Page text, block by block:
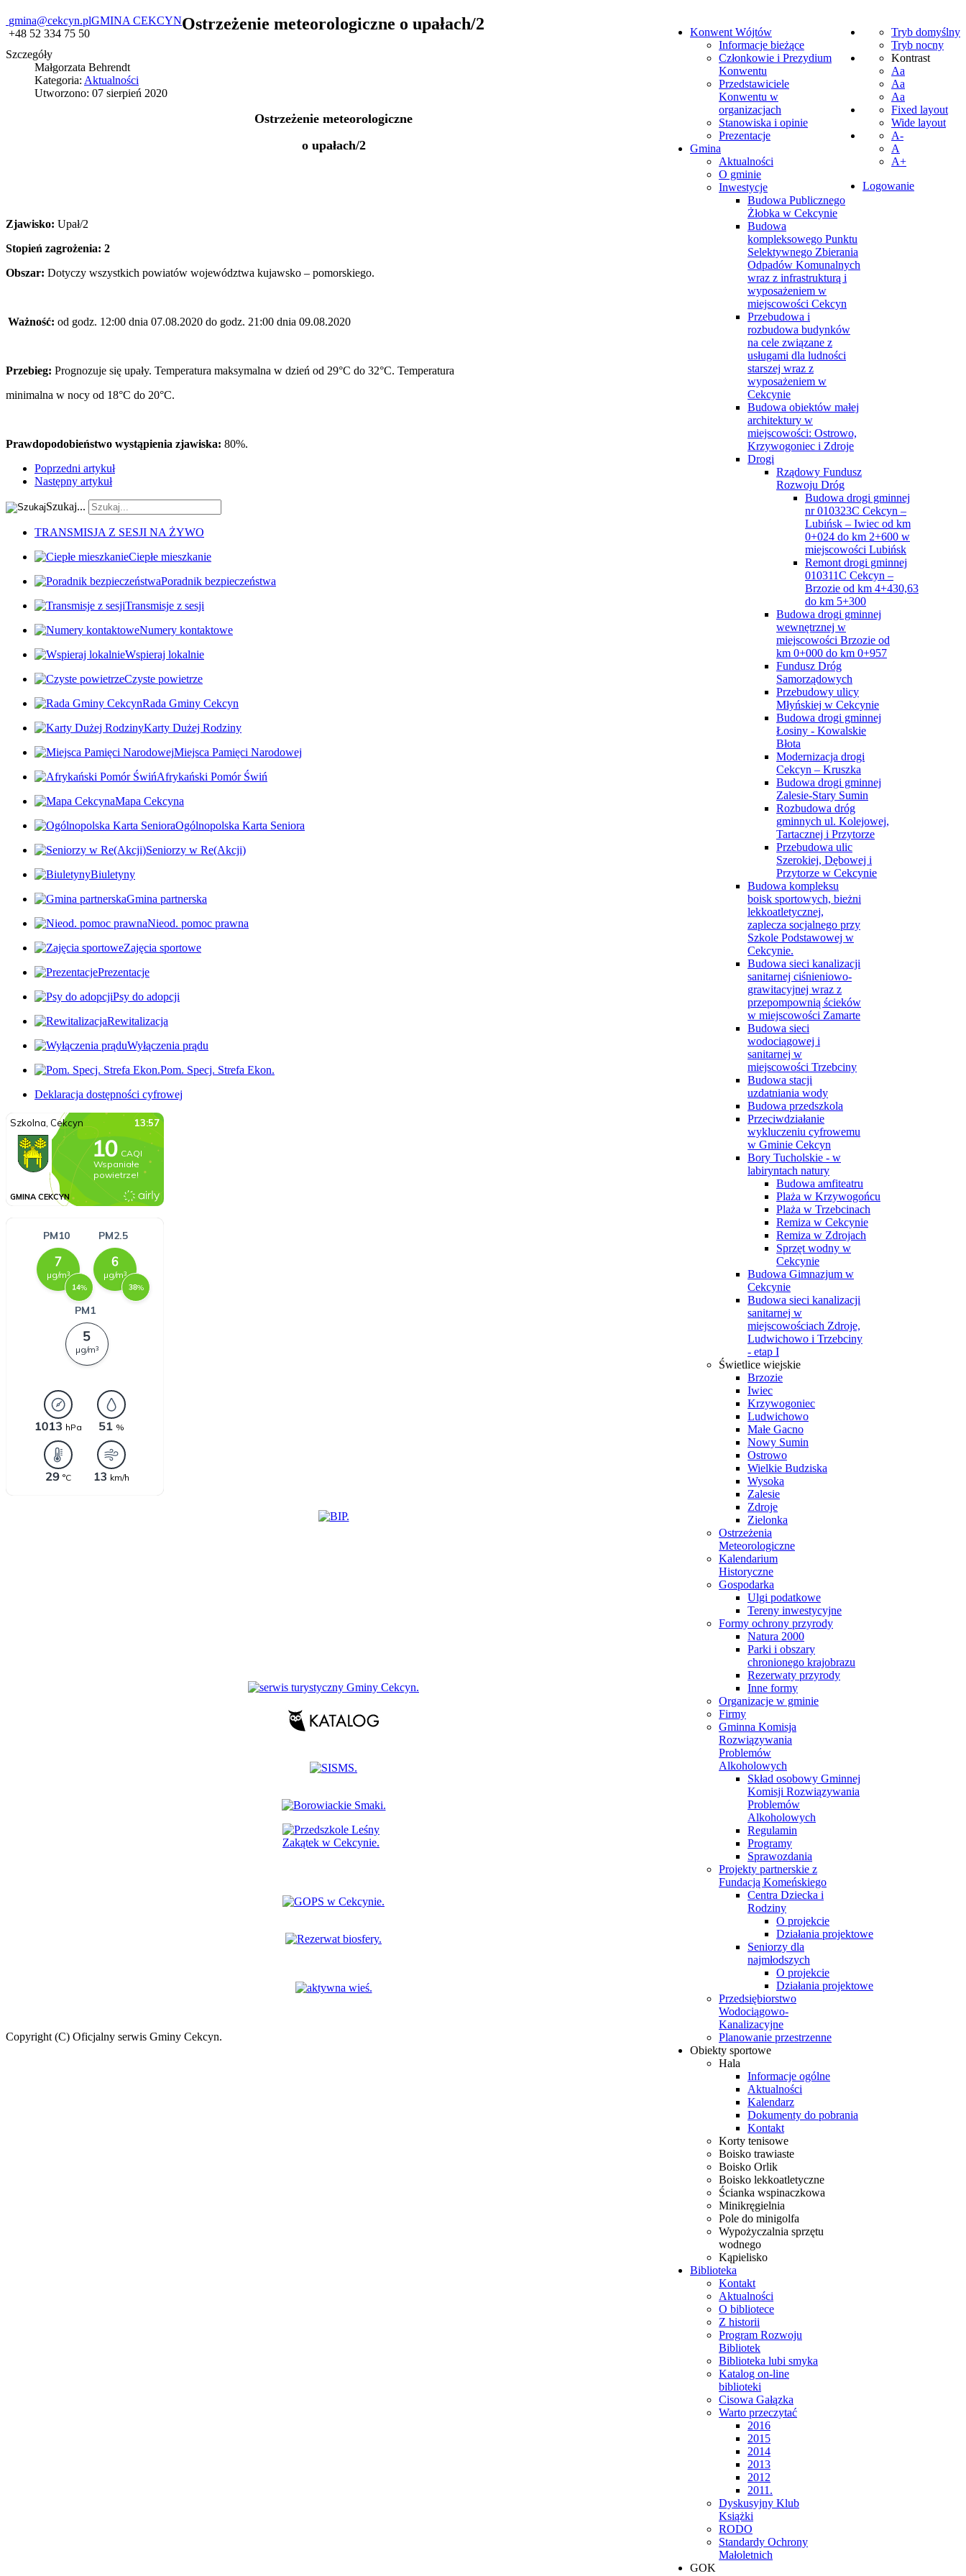
gmina@cekcyn.pl
+48 52 334 75 50
Tryb domyślny
Tryb nocny
Kontrast
Aa
Aa
Aa
Fixed layout
Wide layout
A-
A
A+
Logowanie
GMINA CEKCYN
Konwent Wójtów
Informacje bieżące
Członkowie i Prezydium
Konwentu
Przedstawiciele
Konwentu w
organizacjach
Stanowiska i opinie
Prezentacje
Gmina
Aktualności
O gminie
Inwestycje
Budowa Publicznego
Żłobka w Cekcynie
Budowa
kompleksowego Punktu
Selektywnego Zbierania
Odpadów Komunalnych
wraz z infrastrukturą i
wyposażeniem w
miejscowości Cekcyn
Przebudowa i
rozbudowa budynków
na cele związane z
usługami dla ludności
starszej wraz z
wyposażeniem w
Cekcynie
Budowa obiektów małej
architektury w
miejscowości: Ostrowo,
Krzywogoniec i Zdroje
Drogi
Rządowy Fundusz
Rozwoju Dróg
Budowa drogi gminnej
nr 010323C Cekcyn –
Lubińsk – Iwiec od km
0+024 do km 2+600 w
miejscowości Lubińsk
Remont drogi gminnej
010311C Cekcyn –
Brzozie od km 4+430,63
do km 5+300
Budowa drogi gminnej
wewnętrznej w
miejscowości Brzozie od
km 0+000 do km 0+957
Fundusz Dróg
Samorządowych
Przebudowy ulicy
Młyńskiej w Cekcynie
Budowa drogi gminnej
Łosiny - Kowalskie
Błota
Modernizacja drogi
Cekcyn – Kruszka
Budowa drogi gminnej
Zalesie-Stary Sumin
Rozbudowa dróg
gminnych ul. Kolejowej,
Tartacznej i Przytorze
Przebudowa ulic
Szerokiej, Dębowej i
Przytorze w Cekcynie
Budowa kompleksu
boisk sportowych, bieżni
lekkoatletycznej,
zaplecza socjalnego przy
Szkole Podstawowej w
Cekcynie.
Budowa sieci kanalizacji
sanitarnej ciśnieniowo-
grawitacyjnej wraz z
przepompownią ścieków
w miejscowości Zamarte
Budowa sieci
wodociągowej i
sanitarnej w
miejscowości Trzebciny
Budowa stacji
uzdatniania wody
Budowa przedszkola
Przeciwdziałanie
wykluczeniu cyfrowemu
w Gminie Cekcyn
Bory Tucholskie - w
labiryntach natury
Budowa amfiteatru
Plaża w Krzywogońcu
Plaża w Trzebcinach
Remiza w Cekcynie
Remiza w Zdrojach
Sprzęt wodny w
Cekcynie
Budowa Gimnazjum w
Cekcynie
Budowa sieci kanalizacji
sanitarnej w
miejscowościach Zdroje,
Ludwichowo i Trzebciny
- etap I
Świetlice wiejskie
Brzozie
Iwiec
Krzywogoniec
Ludwichowo
Małe Gacno
Nowy Sumin
Ostrowo
Wielkie Budziska
Wysoka
Zalesie
Zdroje
Zielonka
Ostrzeżenia
Meteorologiczne
Kalendarium
Historyczne
Gospodarka
Ulgi podatkowe
Tereny inwestycyjne
Formy ochrony przyrody
Natura 2000
Parki i obszary
chronionego krajobrazu
Rezerwaty przyrody
Inne formy
Organizacje w gminie
Firmy
Gminna Komisja
Rozwiązywania
Problemów
Alkoholowych
Skład osobowy Gminnej
Komisji Rozwiązywania
Problemów
Alkoholowych
Regulamin
Programy
Sprawozdania
Projekty partnerskie z
Fundacją Komeńskiego
Centra Dziecka i
Rodziny
O projekcie
Działania projektowe
Seniorzy dla
najmłodszych
O projekcie
Działania projektowe
Przedsiębiorstwo
Wodociągowo-
Kanalizacyjne
Planowanie przestrzenne
Obiekty sportowe
Hala
Informacje ogólne
Aktualności
Kalendarz
Dokumenty do pobrania
Kontakt
Korty tenisowe
Boisko trawiaste
Boisko Orlik
Boisko lekkoatletyczne
Ścianka wspinaczkowa
Minikręgielnia
Pole do minigolfa
Wypożyczalnia sprzętu
wodnego
Kąpielisko
Biblioteka
Kontakt
Aktualności
O bibliotece
Z historii
Program Rozwoju
Bibliotek
Biblioteka lubi smyka
Katalog on-line
biblioteki
Cisowa Gałązka
Warto przeczytać
2016
2015
2014
2013
2012
2011.
Dyskusyjny Klub
Książki
RODO
Standardy Ochrony
Małoletnich
GOK
Ostrzeżenie meteorologiczne o upałach/2
Szczegóły
Małgorzata Behrendt
Kategoria: Aktualności
Utworzono: 07 sierpień 2020
Ostrzeżenie meteorologiczne
o upałach/2
Zjawisko: Upał/2
Stopień zagrożenia: 2
Obszar: Dotyczy wszystkich powiatów województwa kujawsko – pomorskiego.
Ważność: od godz. 12:00 dnia 07.08.2020 do godz. 21:00 dnia 09.08.2020
Przebieg: Prognozuje się upały. Temperatura maksymalna w dzień od 29°C do 32°C. Temperatura
minimalna w nocy od 18°C do 20°C.
Prawdopodobieństwo wystąpienia zjawiska:80%.
Poprzedni artykuł
Następny artykuł
Szukaj...
TRANSMISJA Z SESJI NA ŻYWO
Ciepłe mieszkanie
Poradnik bezpieczeństwa
Transmisje z sesji
Numery kontaktowe
Wspieraj lokalnie
Czyste powietrze
Rada Gminy Cekcyn
Karty Dużej Rodziny
Miejsca Pamięci Narodowej
Afrykański Pomór Świń
Mapa Cekcyna
Ogólnopolska Karta Seniora
Seniorzy w Re(Akcji)
Biuletyny
Gmina partnerska
Nieod. pomoc prawna
Zajęcia sportowe
Prezentacje
Psy do adopcji
Rewitalizacja
Wyłączenia prądu
Pom. Specj. Strefa Ekon.
Deklaracja dostępności cyfrowej
Copyright (C) Oficjalny serwis Gminy Cekcyn.